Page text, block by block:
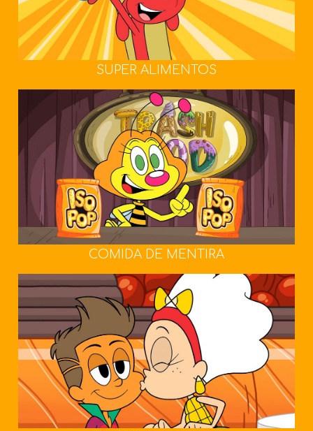
SUPER ALIMENTOS
COMIDA DE MENTIRA